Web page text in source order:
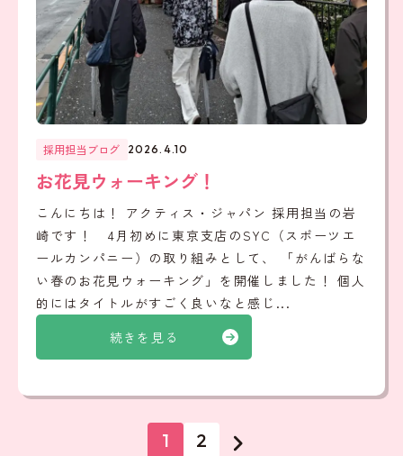
続きを見る
採用担当ブログ 2026.4.10
お花見ウォーキング！
こんにちは！ アクティス・ジャパン 採用担当の岩
崎です！ 4月初めに東京支店のSYC（スポーツエ
ールカンパニー）の取り組みとして、 「がんばらな
い春のお花見ウォーキング」を開催しました！ 個人
的にはタイトルがすごく良いなと感じ...
1 2